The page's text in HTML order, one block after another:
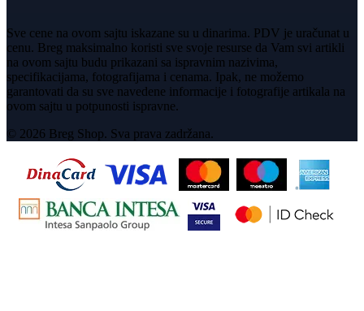
Sve cene na ovom sajtu iskazane su u dinarima. PDV je uračunat u
cenu. Breg maksimalno koristi sve svoje resurse da Vam svi artikli
na ovom sajtu budu prikazani sa ispravnim nazivima,
specifikacijama, fotografijama i cenama. Ipak, ne možemo
garantovati da su sve navedene informacije i fotografije artikala na
ovom sajtu u potpunosti ispravne.
© 2026 Breg Shop. Sva prava zadržana.